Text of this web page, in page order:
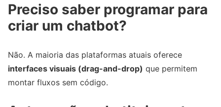
Preciso saber programar para
criar um chatbot?
Não. A maioria das plataformas atuais oferece
interfaces visuais (drag-and-drop) que permitem
montar fluxos sem código.